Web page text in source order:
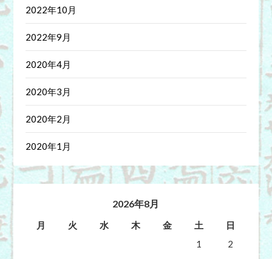
2022年10月
2022年9月
2020年4月
2020年3月
2020年2月
2020年1月
2026年8月
月 火 水 木 金 土
日
1
2